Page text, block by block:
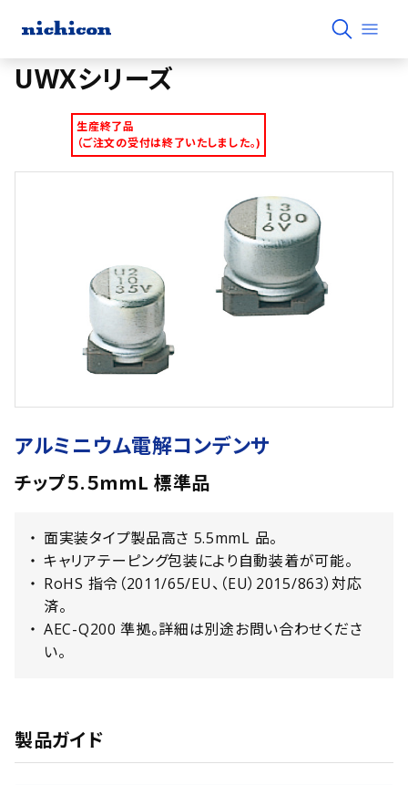
UWXシリーズ
生産終了品
（ご注文の受付は終了いたしました。)
アルミニウム電解コンデンサ
チップ５.５mmL 標準品
面実装タイプ製品高さ 5.5mmL 品。
キャリアテーピング包装により自動装着が可能。
RoHS 指令（2011/65/EU、（EU）2015/863）対応
済。
AEC-Q200 準拠。詳細は別途お問い合わせくださ
い。
製品ガイド